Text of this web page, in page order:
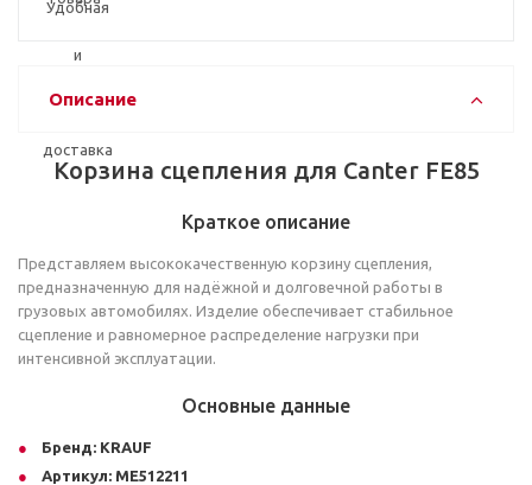
Описание
Корзина сцепления для Canter FE85
Краткое описание
Представляем высококачественную корзину сцепления,
предназначенную для надёжной и долговечной работы в
грузовых автомобилях. Изделие обеспечивает стабильное
сцепление и равномерное распределение нагрузки при
интенсивной эксплуатации.
Основные данные
Бренд: KRAUF
Артикул: ME512211